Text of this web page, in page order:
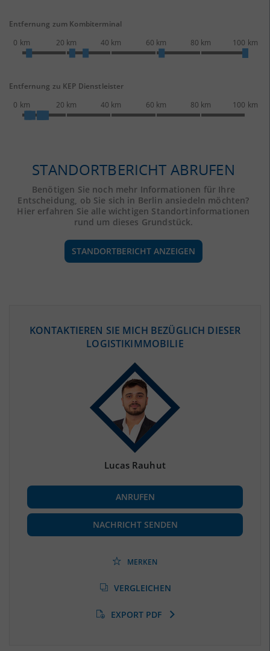
Entfernung zum Kombiterminal
0 km
20 km 40 km 60 km 80 km 100 km
Entfernung zu KEP Dienstleister
0 km
20 km 40 km 60 km 80 km 100 km
STANDORTBERICHT ABRUFEN
Benötigen Sie noch mehr Informationen für Ihre
Entscheidung, ob Sie sich in Berlin ansiedeln möchten?
Hier erfahren Sie alle wichtigen Standortinformationen
rund um dieses Grundstück.
STANDORTBERICHT ANZEIGEN
(STAND: 12/2019)
(Landkreis / Kreisfreie Stadt)
BESCHÄFTIGUNG
Beschäftigte
(Landkreis / Kreisfreie Stadt)
(Landkreis / Kreisfreie Stadt)
KONTAKTIEREN SIE MICH BEZÜGLICH DIESER
LOGISTIKIMMOBILIE
Lucas Rauhut
ANRUFEN
NACHRICHT SENDEN
MERKEN
VERGLEICHEN
EXPORT PDF